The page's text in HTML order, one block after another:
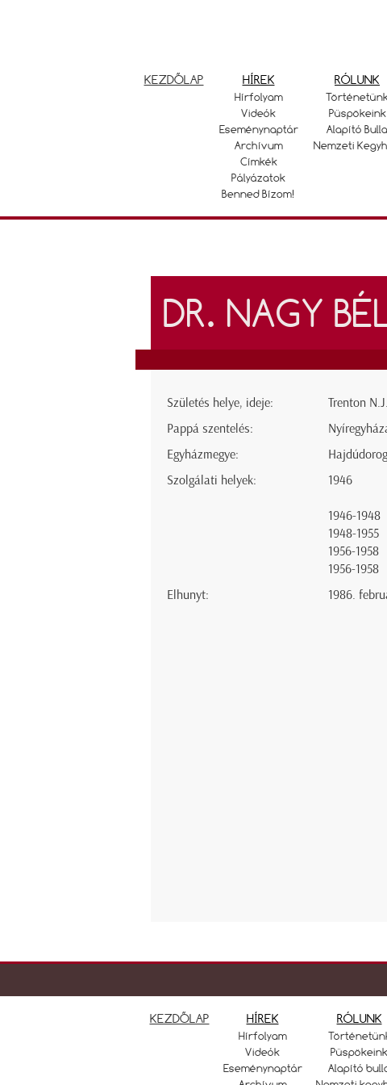
KEZDŐLAP HÍREK
Hírfolyam
Videók
Eseménynaptár
Archívum
Címkék
Pályázatok
Benned Bízom!
RÓLUNK
Püspökeink
Alapító Bulla
Nemzeti
DR. NAGY
Születés helye, ideje:
Trenton
Pappá szentelés:
Egyházmegye:
Szolgálati helyek:
1946
1946-1948
1948-1955
1956-1958
1956-1958
Elhunyt:
1986.
KEZDŐLAP HÍREK
Hírfolyam
Videók
Eseménynaptár
RÓLUNK
Püspökeink
Alapító